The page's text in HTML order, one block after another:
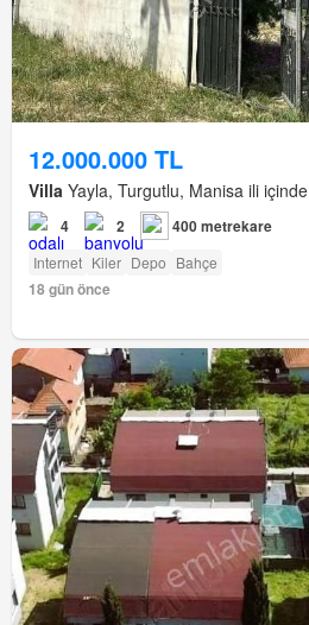
12.000.000 TL
Villa Yayla, Turgutlu, Manisa ili içinde
4 2 400 metrekare
Internet Kiler Depo Bahçe
18 gün önce